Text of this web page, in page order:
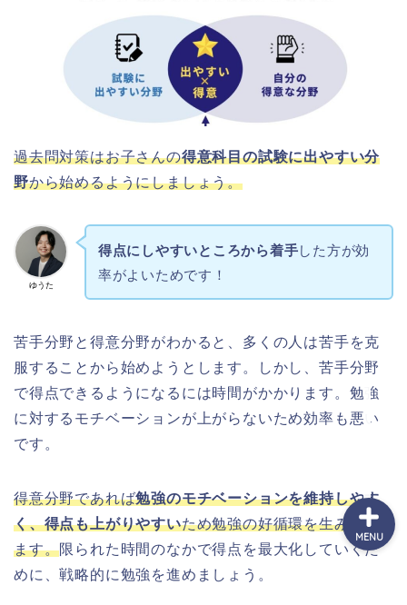
過去問対策はお子さんの得意科目の試験に出やすい分
野から始めるようにしましょう。
ゆうた
得点にしやすいところから着手した方が効
率がよいためです！
苦手分野と得意分野がわかると、多くの人は苦手を克
服することから始めようとします。しかし、苦手分野
で得点できるようになるには時間がかかります。勉強
に対するモチベーションが上がらないため効率も悪い
です。
得意分野であれば勉強のモチベーションを維持しやす
く、得点も上がりやすいため勉強の好循環を生み出せ
ます。限られた時間のなかで得点を最大化していくた
めに、戦略的に勉強を進めましょう。
MENU
セミナーのご案内
受講生実績
実績者対談